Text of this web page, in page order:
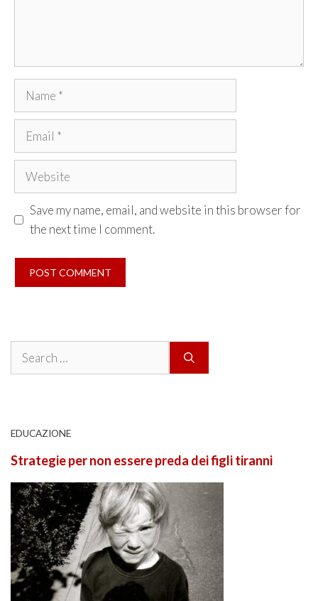
Name
Email
Website
Save my name, email, and website in this browser for
the next time I comment.
Search
EDUCAZIONE
Strategie per non essere preda dei figli tiranni